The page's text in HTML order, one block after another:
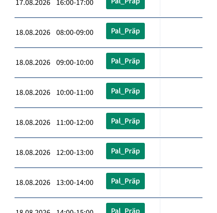
17.08.2026 16:00-17:00
18.08.2026 08:00-09:00 Pal_Präp
18.08.2026 09:00-10:00 Pal_Präp
18.08.2026 10:00-11:00 Pal_Präp
18.08.2026 11:00-12:00 Pal_Präp
18.08.2026 12:00-13:00 Pal_Präp
18.08.2026 13:00-14:00 Pal_Präp